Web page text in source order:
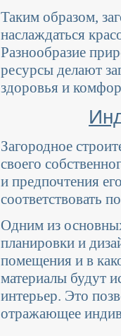
Таким образом,
наслаждаться
Разнообразие
ресурсы делают
здоровья и
Загородное
своего
и предпочтения
соответствовать
Одним из
планировки и
помещения и в
материалы будут
интерьер. Это
отражающее